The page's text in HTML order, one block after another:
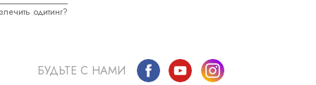
одитинг?
БУДЬТЕ С НАМИ